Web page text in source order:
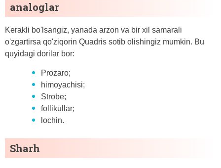
analoglar
Kerakli bo'lsangiz, yanada arzon va bir xil samarali
o'zgartirsa qo'ziqorin Quadris sotib olishingiz mumkin. Bu
quyidagi dorilar bor:
Prozaro;
himoyachisi;
Strobe;
follikullar;
lochin.
Sharh